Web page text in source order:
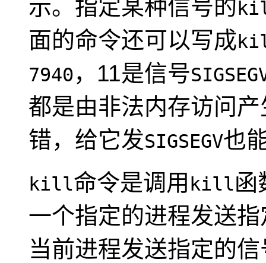
示。指定某种信号的
面的命令还可以写成
7940，11是信号
都是由非法内存访问
错，给它发SIGSEGV也
kill命令是调用 kill函
一个指定的进程发送
当前进程发送指定的